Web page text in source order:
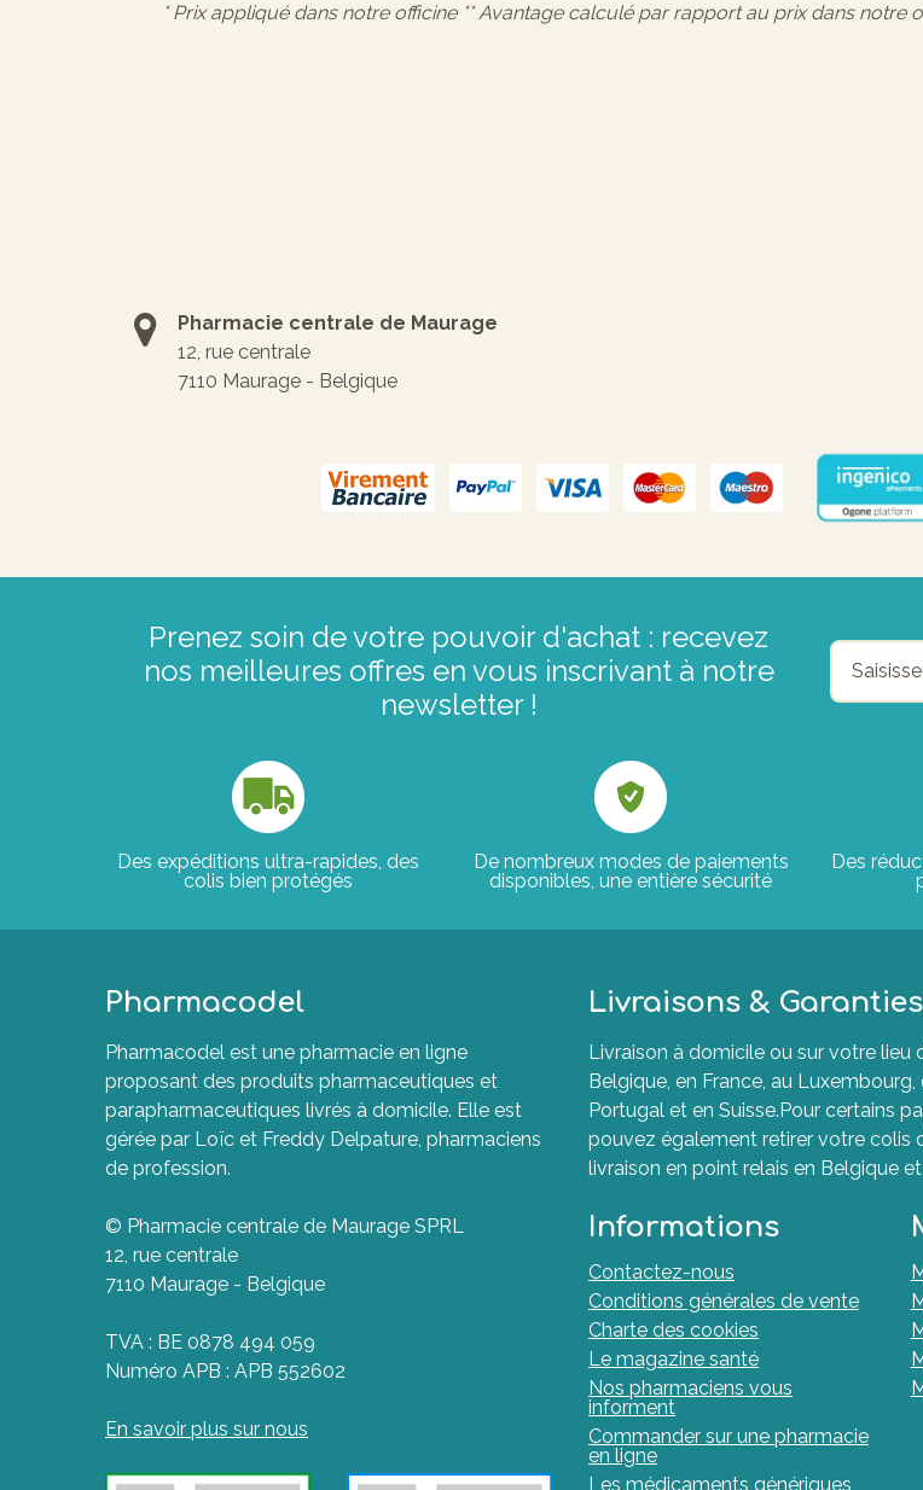
* Prix appliqué dans notre officine ** Avantage calculé par rapport au prix dans notre
Pharmacie centrale de Maurage
12, rue centrale
7110 Maurage - Belgique
Prenez soin de votre pouvoir d'achat : recevez
nos meilleures offres en vous inscrivant à notre
newsletter !
Des expéditions ultra-rapides, des
colis bien protégés
De nombreux modes de paiements
disponibles, une entière sécurité
Des
Pharmacodel
Pharmacodel est une pharmacie en ligne
proposant des produits pharmaceutiques et
parapharmaceutiques livrés à domicile. Elle est
gérée par Loïc et Freddy Delpature, pharmaciens
de profession.
© Pharmacie centrale de Maurage SPRL
12, rue centrale
7110 Maurage - Belgique
TVA : BE 0878 494 059
Numéro APB : APB 552602
En savoir plus sur nous
Livraisons & Garanties
Livraison à domicile ou sur votre
Belgique, en France, au
Portugal et en Suisse.Pour certains
pouvez également retirer votre colis
livraison en point relais en Belgique
Informations
Contactez-nous
Conditions générales de vente
Charte des cookies
Le magazine santé
Nos pharmaciens vous
informent
Commander sur une pharmacie
en ligne
Les médicaments génériques